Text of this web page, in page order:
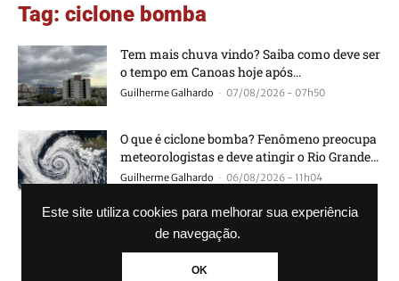
Este site utiliza cookies para melhorar sua experiência
de navegação.
OK
Tag: ciclone bomba
Tem mais chuva vindo? Saiba como deve ser
o tempo em Canoas hoje após...
Guilherme Galhardo - 07/08/2026 - 07h50
O que é ciclone bomba? Fenômeno preocupa
meteorologistas e deve atingir o Rio Grande...
Guilherme Galhardo - 06/08/2026 - 11h04
ATENÇÃO: Meteorologistas alertam para
“ciclone bomba” nas próximas horas